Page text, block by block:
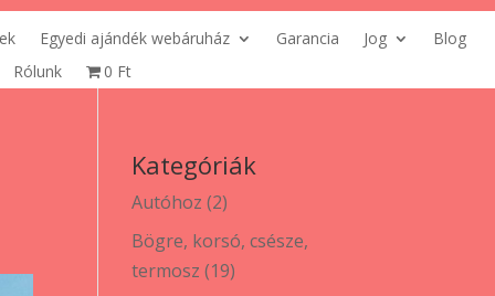
Egyedi ajándék webáruház Garancia Jog
Blog
Rólunk
0 Ft
Kategóriák
Autóhoz 22
termék
Bögre, korsó, csésze,
termosz 1919